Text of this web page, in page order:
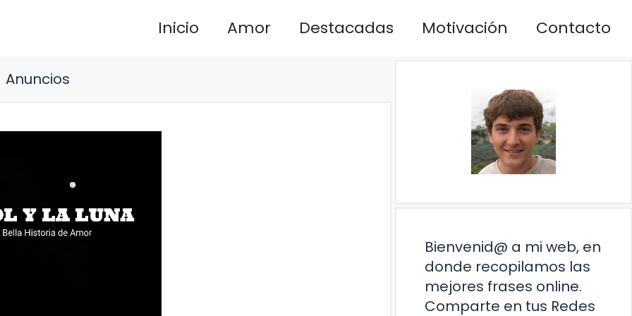
Inicio Amor Destacadas Motivación Contacto
Anuncios
Bienvenid@ a mi web, en
donde recopilamos las
mejores frases online.
Comparte en tus Redes